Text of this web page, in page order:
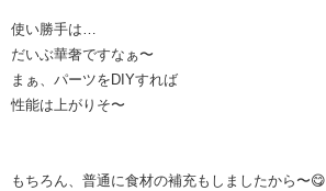
使い勝手は…
だいぶ華奢ですなぁ〜
まぁ、パーツをDIYすれば
性能は上がりそ〜
もちろん、普通に食材の補充もしましたから〜😋